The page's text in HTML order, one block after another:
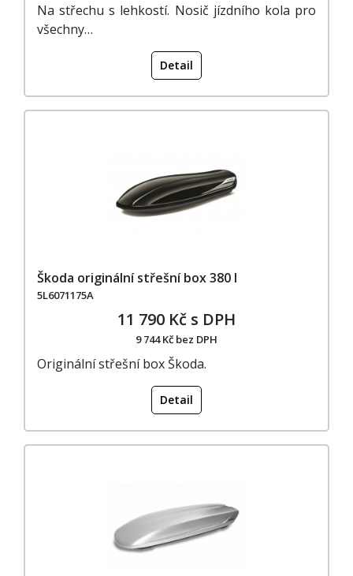
Na střechu s lehkostí. Nosič jízdního kola pro
všechny…
Detail
Škoda originální střešní box 380 l
5L6071175A
11 790 Kč s DPH
9 744 Kč bez DPH
Originální střešní box Škoda.
Detail